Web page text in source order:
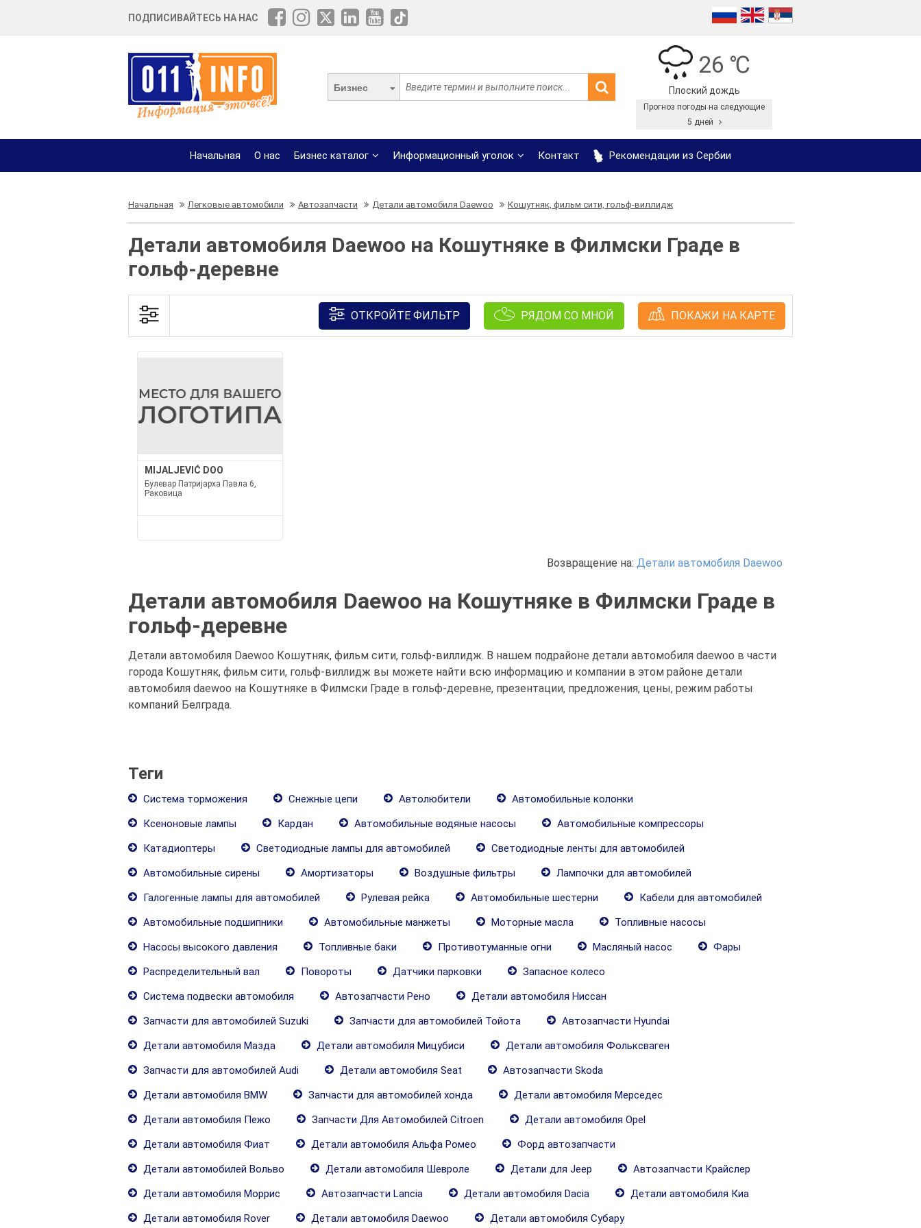
ПОДПИСИВАЙТЕСЬ НА НАС
Бизнес
26 ℃
Плоский дождь
Прогноз погоды на следующие
5 дней
Начальная О нас Бизнес каталог Информационный уголок Контакт Рекомендации из Сербии
Начальная Легковые автомобили Автозапчасти Детали автомобиля Daewoo Кошутняк, фильм сити, гольф-виллидж
Детали автомобиля Daewoo на Кошутняке в Филмски Граде в
гольф-деревне
ОТКРОЙТЕ ФИЛЬТР РЯДОМ СО МНОЙ ПОКАЖИ НА КАРТЕ
MIJALJEVIĆ DOO
Булевар Патријарха Павла 6,
Раковица
Возвращение на: Детали автомобиля Daewoo
Детали автомобиля Daewoo на Кошутняке в Филмски Граде в
гольф-деревне
Детали автомобиля Daewoo Кошутняк, фильм сити, гольф-виллидж. В нашем подрайоне детали автомобиля daewoo в части
города Кошутняк, фильм сити, гольф-виллидж вы можете найти всю информацию и компании в этом районе детали
автомобиля daewoo на Кошутняке в Филмски Граде в гольф-деревне, презентации, предложения, цены, режим работы
компаний Белграда.
Теги
Система торможения Снежные цепи Автолюбители
Автомобильные колонки
Ксеноновые лампы
Кардан Автомобильные водяные насосы
Автомобильные компрессоры
Катадиоптеры
Светодиодные лампы для автомобилей
Светодиодные ленты для автомобилей
Автомобильные сирены
Амортизаторы Воздушные фильтры
Лампочки для автомобилей
Галогенные лампы для автомобилей
Рулевая рейка Автомобильные шестерни
Кабели для автомобилей
Автомобильные подшипники
Автомобильные манжеты Моторные масла
Топливные насосы
Насосы высокого давления
Топливные баки Противотуманные огни Масляный насос
Фары
Распределительный вал
Повороты Датчики парковки
Запасное колесо
Система подвески автомобиля
Автозапчасти Рено
Детали автомобиля Ниссан
Запчасти для автомобилей Suzuki
Запчасти для автомобилей Тойота
Автозапчасти Hyundai
Детали автомобиля Мазда
Детали автомобиля Мицубиси
Детали автомобиля Фольксваген
Запчасти для автомобилей Audi
Детали автомобиля Seat
Автозапчасти Skoda
Детали автомобиля BMW
Запчасти для автомобилей хонда
Детали автомобиля Мерседес
Детали автомобиля Пежо
Запчасти Для Автомобилей Citroen
Детали автомобиля Opel
Детали автомобиля Фиат
Детали автомобиля Альфа Ромео
Форд автозапчасти
Детали автомобилей Вольво
Детали автомобиля Шевроле Детали для Jeep
Автозапчасти Крайслер
Детали автомобиля Моррис
Автозапчасти Lancia Детали автомобиля Dacia
Детали автомобиля Киа
Детали автомобиля Rover
Детали автомобиля Daewoo Детали автомобиля Субару